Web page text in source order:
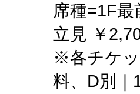
席種=1F
立見 ￥
※各チケッ
料、D別｜